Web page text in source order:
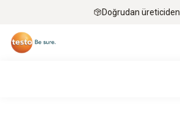
Doğrudan üreticiden